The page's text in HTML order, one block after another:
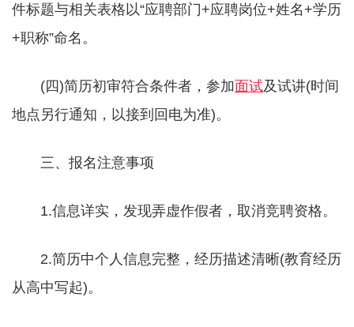
件标题与相关表格以“应聘部门+应聘岗位+姓名+学历
+职称”命名。
(四)简历初审符合条件者，参加面试及试讲(时间
地点另行通知，以接到回电为准)。
三、报名注意事项
1.信息详实，发现弄虚作假者，取消竞聘资格。
2.简历中个人信息完整，经历描述清晰(教育经历
从高中写起)。